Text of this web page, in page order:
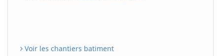
Voir les chantiers batiment